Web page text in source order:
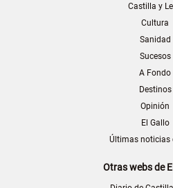
Castilla y
Cultura
Sanidad
Sucesos
A Fondo
Destinos
Opinión
El Gallo
Últimas noticias
Otras webs de